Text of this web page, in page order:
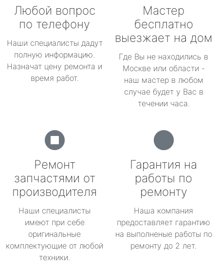
Любой вопрос
по телефону
Наши специалисты дадут
полную информацию.
Назначат цену ремонта и
время работ.
Мастер
бесплатно
выезжает на дом
Где Вы не находились в
Москве или области -
наш мастер в любом
случае будет у Вас в
течении часа.
Ремонт
запчастями от
производителя
Наши специалисты
имеют при себе
оригинальные
комплектующие от любой
техники.
Гарантия на
работы по
ремонту
Наша компания
предоставляет гарантию
на выполненые работы по
ремонту до 2 лет.